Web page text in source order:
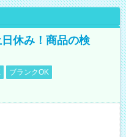
休み！商品の検
ブランクOK